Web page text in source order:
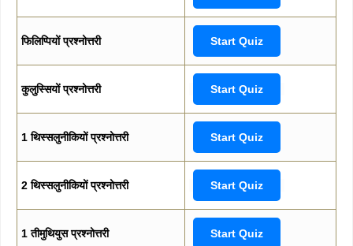
फिलिप्पियों प्रश्नोत्तरी Start Quiz
कुलुस्सियों प्रश्नोत्तरी Start Quiz
1 थिस्सलुनीकियों प्रश्नोत्तरी Start Quiz
2 थिस्सलुनीकियों प्रश्नोत्तरी Start Quiz
1 तीमुथियुस प्रश्नोत्तरी Start Quiz